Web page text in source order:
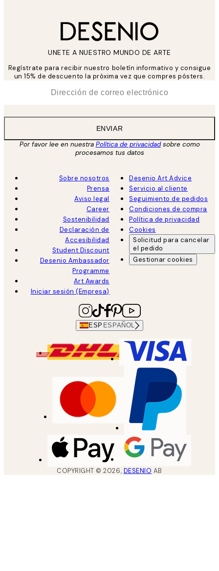
UNETE A NUESTRO MUNDO DE ARTE
Regístrate para recibir nuestro boletín informativo y consigue
un 15% de descuento la próxima vez que compres pósters.
ENVIAR
Por favor lee en nuestra Política de privacidadsobre como
procesamos tus datos
Sobre nosotros
Prensa
Aviso legal
Career
Sostenibilidad
Declaración de
Accesibilidad
Student Discount
Desenio Ambassador
Programme
Art Awards
Iniciar sesión (Empresa)
Desenio Art Advice
Servicio al cliente
Seguimiento de pedidos
Condiciones de compra
Política de privacidad
Cookies
Solicitud para cancelar
el pedido
Gestionar cookies
ESP ESPAÑOL
COPYRIGHT ©2026, DESENIO AB